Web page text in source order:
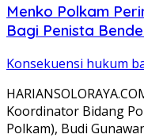
Menko Polkam
Bagi Penista
Konsekuensi hukum
Koordinator Bidang
Polkam), Budi